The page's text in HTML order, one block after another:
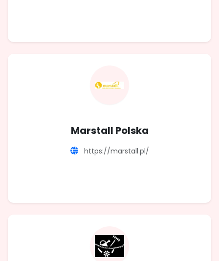
Marstall Polska
https://marstall.pl/